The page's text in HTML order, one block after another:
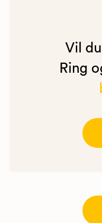
Vil
Ring